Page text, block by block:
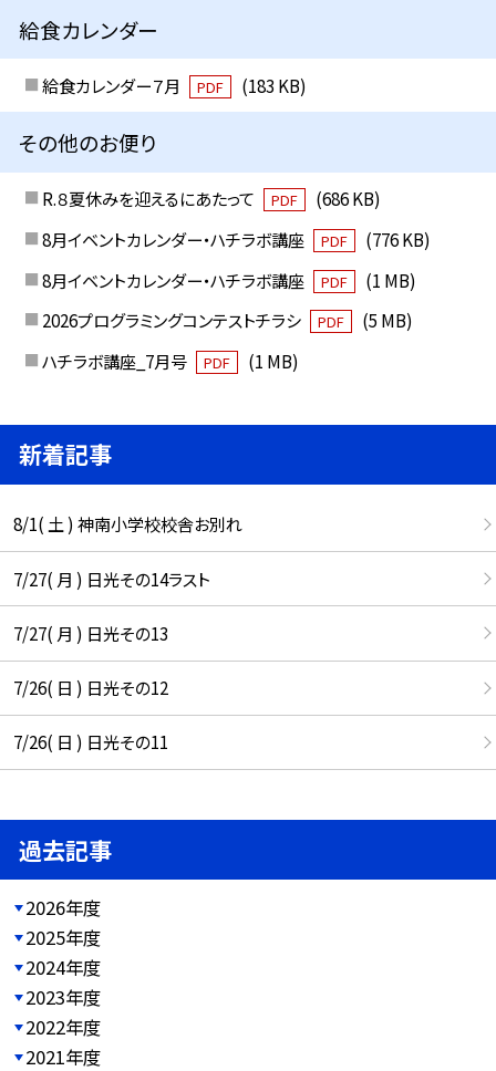
給食カレンダー
給食カレンダー７月 PDF (183 KB)
その他のお便り
R.８夏休みを迎えるにあたって PDF
(686 KB)
8月イベントカレンダー・ハチラボ講座
PDF
(776 KB)
8月イベントカレンダー・ハチラボ講座
PDF
(1 MB)
2026プログラミングコンテストチラシ
PDF
(5 MB)
ハチラボ講座_7月号
PDF (1 MB)
新着記事
8/1( 土 ) 神南小学校校舎お別れ
7/27( 月 ) 日光その14ラスト
7/27( 月 ) 日光その13
7/26( 日 ) 日光その12
7/26( 日 ) 日光その11
過去記事
2026年度
2025年度
2024年度
2023年度
2022年度
2021年度